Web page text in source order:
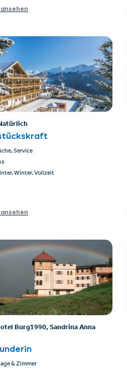
Service
Winter, Vollzeit
ansehen
Burg1990, Sandrina Anna
& Zimmer